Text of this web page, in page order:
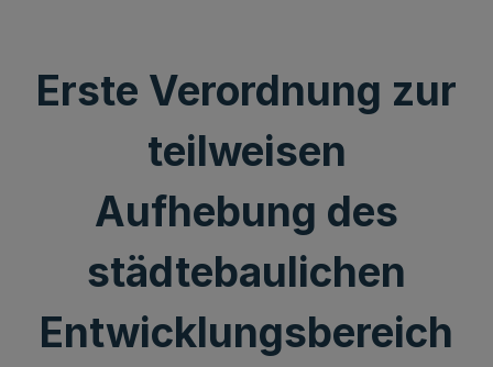
Erste Verordnung zur
teilweisen
Aufhebung des
städtebaulichen
Entwicklungsbereich